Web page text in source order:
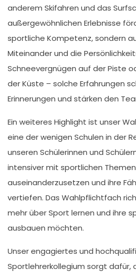
anderem Skifahren und das
außergewöhnlichen Erlebnisse
sportliche Kompetenz, sondern
Miteinander und die
Schneevergnügen auf der Piste
der Küste – solche Erfahrungen
Erinnerungen und stärken den
Ein weiteres Highlight ist unser
eine der wenigen Schulen in der
unseren Schülerinnen und
intensiver mit sportlichen Themen
auseinanderzusetzen und ihre
vertiefen. Das Wahlpflichtfach
mehr über Sport lernen und ihre
ausbauen möchten.
Unser engagiertes und
Sportlehrerkollegium sorgt dafür,